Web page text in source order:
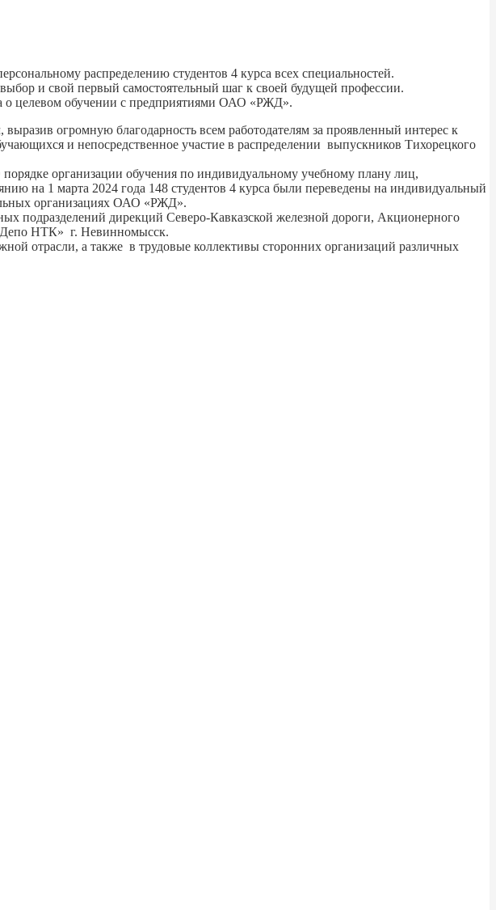
распределению студентов 4 курса всех специальностей.
и свой первый самостоятельный шаг к своей будущей профессии.
о целевом обучении с предприятиями ОАО «РЖД».
огромную благодарность всем работодателям за проявленный интерес к
и непосредственное участие в распределении выпускников Тихорецкого
организации обучения по индивидуальному учебному плану лиц,
на 1 марта 2024 года 148 студентов 4 курса были переведены на индивидуальный
организациях ОАО «РЖД».
подразделений дирекций Северо-Кавказской железной дороги, Акционерного
НТК» г. Невинномысск.
отрасли, а также в трудовые коллективы сторонних организаций различных